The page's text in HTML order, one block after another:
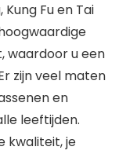
Fu en Tai
waardoor u een
zijn veel maten
en
leeftijden.
kwaliteit, je